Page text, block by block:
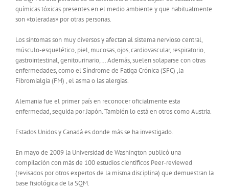
químicas tóxicas presentes en el medio ambiente y que habitualmente
son «toleradas» por otras personas.
Los síntomas son muy diversos y afectan al sistema nervioso central,
músculo-esquelético, piel, mucosas, ojos, cardiovascular, respiratorio,
gastrointestinal, genitourinario,… Además, suelen solaparse con otras
enfermedades, como el Síndrome de Fatiga Crónica (SFC) ,la
Fibromialgia (FM) , el asma o las alergias.
Alemania fue el primer país en reconocer oficialmente esta
enfermedad, seguida por Japón. También lo está en otros como Austria.
Estados Unidos y Canadá es donde más se ha investigado.
En mayo de 2009 la Universidad de Washington publicó una
compilación con más de 100 estudios científicos Peer-reviewed
(revisados por otros expertos de la misma disciplina) que demuestran la
base fisiológica de la SQM.